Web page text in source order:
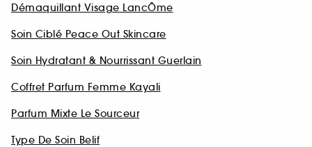
Démaquillant Visage LancÔme
Soin Ciblé Peace Out Skincare
Soin Hydratant & Nourrissant Guerlain
Coffret Parfum Femme Kayali
Parfum Mixte Le Sourceur
Type De Soin Belif